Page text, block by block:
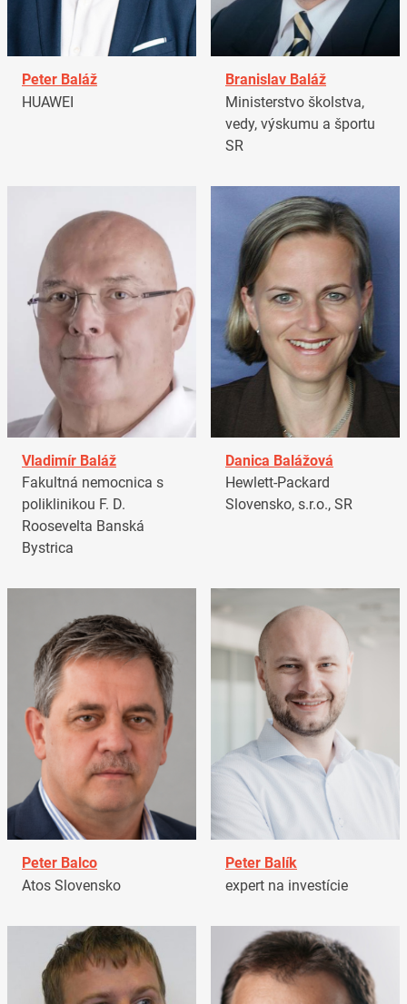
Peter Baláž
HUAWEI
Branislav Baláž
Ministerstvo školstva,
vedy, výskumu a športu
SR
Vladimír Baláž
Fakultná nemocnica s
poliklinikou F. D.
Roosevelta Banská
Bystrica
Danica Balážová
Hewlett-Packard
Slovensko, s.r.o., SR
Peter Balco
Atos Slovensko
Peter Balík
expert na investície